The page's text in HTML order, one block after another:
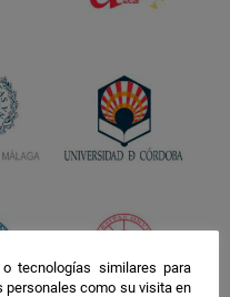
tecnologías similares para
personales como su visita en